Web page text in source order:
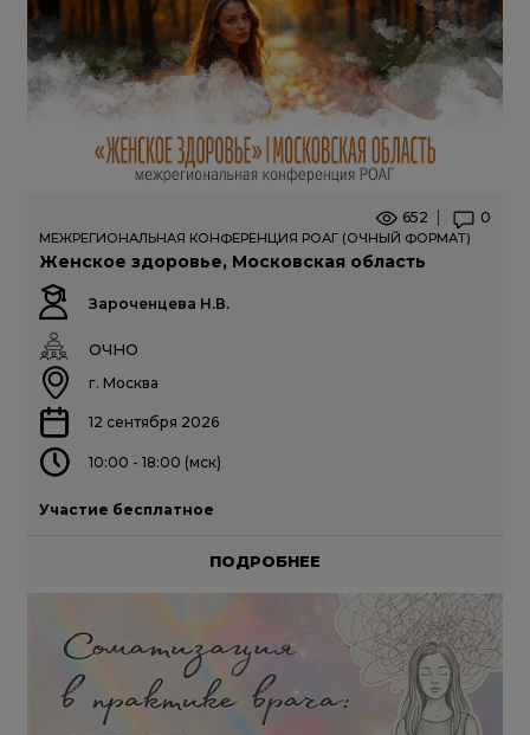
652 0
МЕЖРЕГИОНАЛЬНАЯ КОНФЕРЕНЦИЯ РОАГ (ОЧНЫЙ ФОРМАТ)
Женское здоровье, Московская область
Зароченцева Н.В.
ОЧНО
г. Москва
12 сентября 2026
10:00 - 18:00 (мск)
Участие бесплатное
ПОДРОБНЕЕ